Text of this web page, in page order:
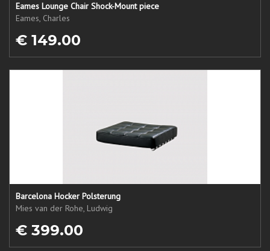
Eames Lounge Chair Shock-Mount piece
Eames, Charles
€ 149.00
Barcelona Hocker Polsterung
Mies van der Rohe, Ludwig
€ 399.00